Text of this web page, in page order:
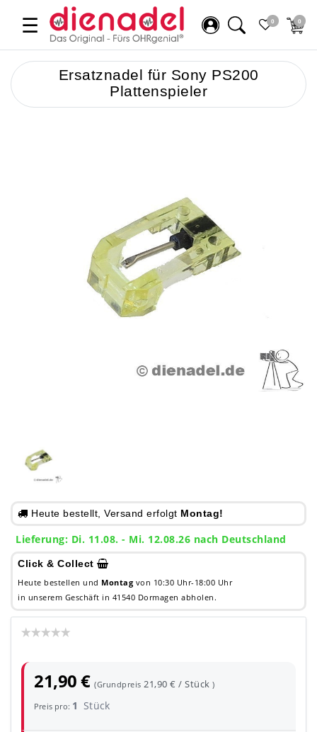
☰ 0 0
Ersatznadel für Sony PS200
Plattenspieler
Heute bestellt, Versand erfolgt Montag!
Lieferung: Di. 11.08. - Mi. 12.08.26 nach Deutschland
Click & Collect
Heute bestellen und Montag von 10:30 Uhr-18:00 Uhr
in unserem Geschäft in 41540 Dormagen abholen.
21,90 €(Grundpreis21,90 € / Stück)
Preis pro: 1 Stück